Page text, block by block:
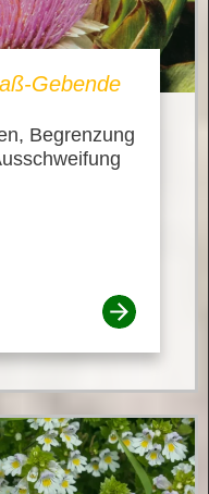
Gebende
Begrenzung